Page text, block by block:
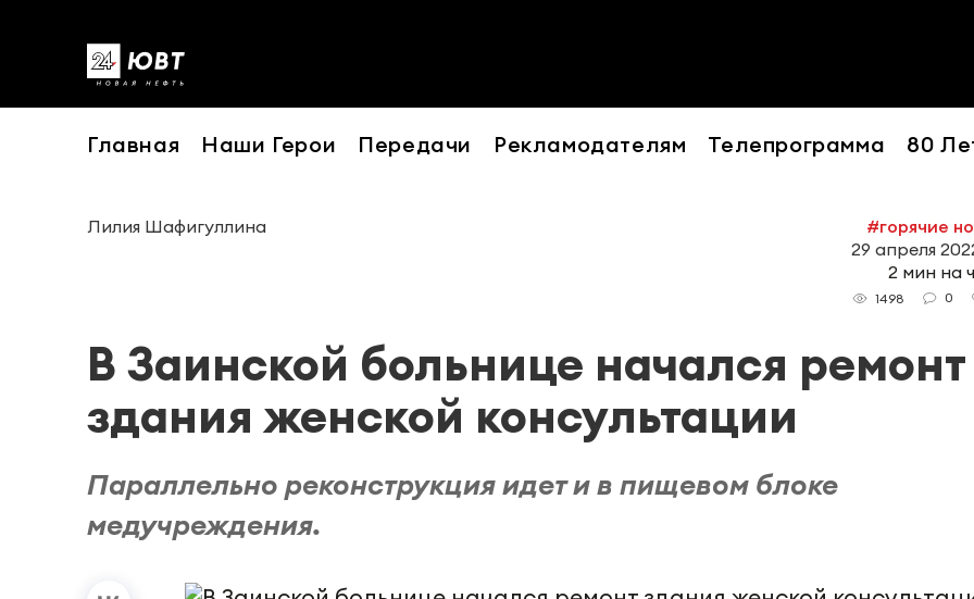
Главная Наши Герои Передачи Рекламодателям Телепрограмма 80
Лилия Шафигуллина
#горячие
29 апреля
2 мин на
1498 0
В Заинской больнице начался ремонт
здания женской консультации
Параллельно реконструкция идет и в пищевом блоке
медучреждения.